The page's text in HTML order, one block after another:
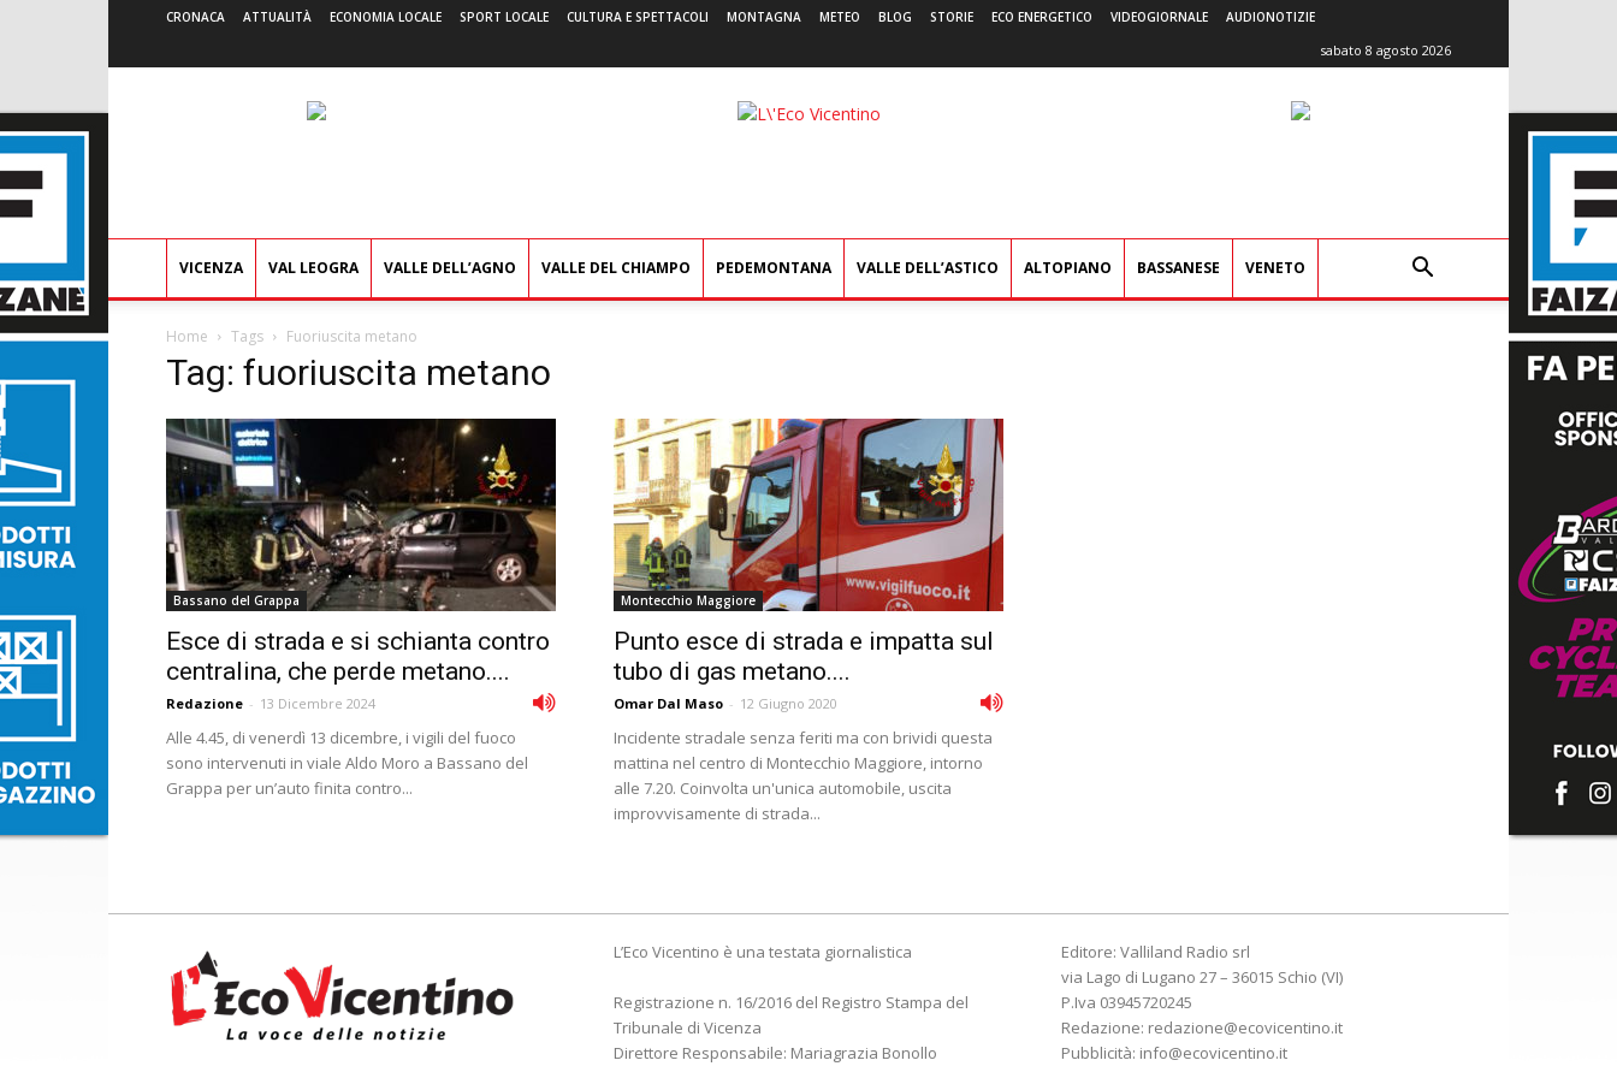
CRONACA ATTUALITÀ ECONOMIA LOCALE SPORT LOCALE CULTURA E SPETTACOLI MONTAGNA METEO BLOG STORIE ECO ENERGETICO VIDEOGIORNALE AUDIONOTIZIE
sabato 8 agosto 2026
L'Eco
VICENZA VAL LEOGRA VALLE DELL’AGNO VALLE DEL CHIAMPO PEDEMONTANA VALLE DELL’ASTICO ALTOPIANO BASSANESE VENETO
Home Tags Fuoriuscita metano
Tag: fuoriuscita metano
Bassano del Grappa
Esce di strada e si schianta contro
centralina, che perde metano....
Redazione - 13 Dicembre 2024
Alle 4.45, di venerdì 13 dicembre, i vigili del fuoco
sono intervenuti in viale Aldo Moro a Bassano del
Grappa per un’auto finita contro...
Montecchio Maggiore
Punto esce di strada e impatta sul
tubo di gas metano....
Omar Dal Maso - 12 Giugno 2020
Incidente stradale senza feriti ma con brividi questa
mattina nel centro di Montecchio Maggiore, intorno
alle 7.20. Coinvolta un'unica automobile, uscita
improvvisamente di strada...
L’Eco Vicentino è una testata giornalistica
Registrazione n. 16/2016 del Registro Stampa del
Tribunale di Vicenza
Direttore Responsabile: Mariagrazia Bonollo
Editore: Valliland Radio srl
via Lago di Lugano 27 – 36015 Schio (VI)
P.Iva 03945720245
Redazione: redazione@ecovicentino.it
Pubblicità: info@ecovicentino.it